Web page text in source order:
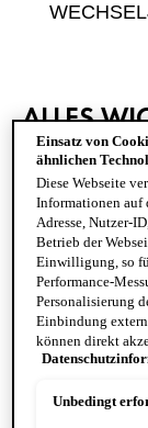
ALLES
Kühlende
Festigende
Frische und
Gutes Deo:
Anti-Transpirant
Schwitzen und
Kühles
Einsatz von
ähnlichen
Diese Webseite
Informationen auf
Adresse, Nutzer-
Betrieb der
Einwilligung, so
Performance-
Personalisierung
Einbindung
können direkt
Einwilligung
speichern"). Die
Unbedingt